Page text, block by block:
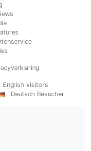
English visitors
Deutsch Besucher